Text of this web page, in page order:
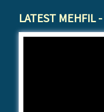
LATEST MEHFIL -